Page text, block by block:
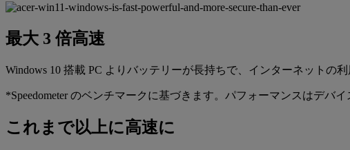
最大 3 倍高速
Windows 10 搭載 PC よりバッテリーが長持ち​で、インターネットの
*Speedometer のベンチマークに基づきます。パフォーマンスはデバ
これまで以上に高速に